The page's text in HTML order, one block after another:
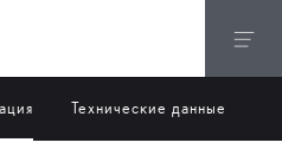
Технические данные